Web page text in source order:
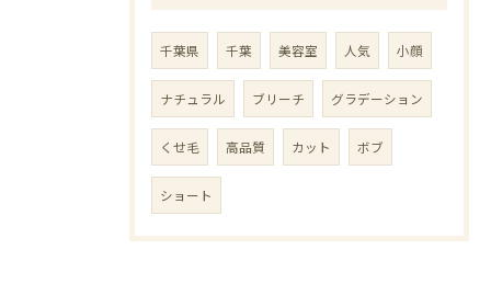
千葉県 千葉 美容室 人気 小顔
ナチュラル ブリーチ グラデーション
くせ毛 高品質 カット ボブ
ショート